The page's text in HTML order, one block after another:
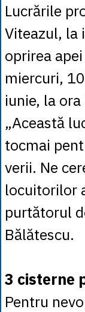
Lucrările
Viteazul, la
oprirea
miercuri,
iunie, la
„Această
tocmai
verii. Ne
locuitorilor
purtătorul
Bălătescu.
3 cisterne
Pentru